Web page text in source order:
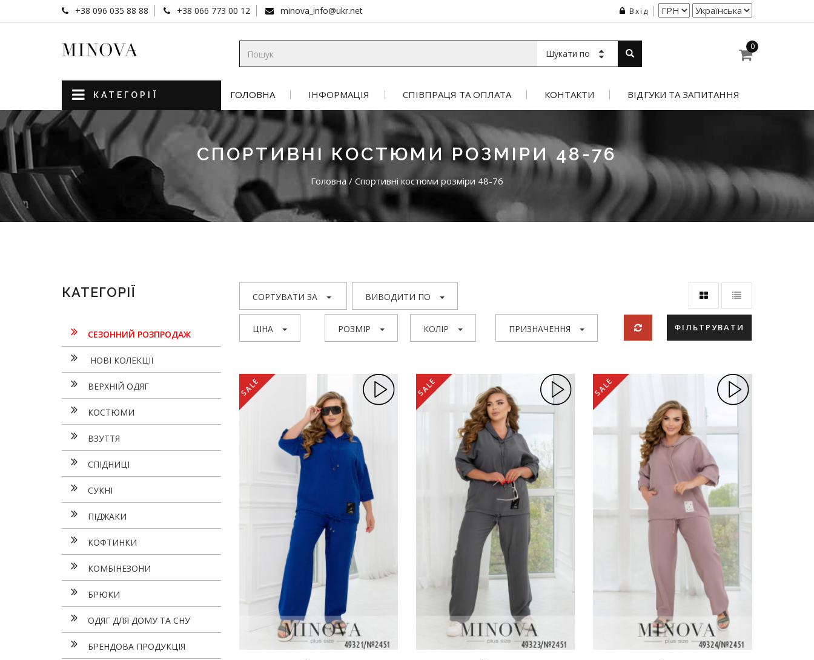
+38 096 035 88 88 +38 066 773 00 12 minova_info@ukr.net Вхід
Шукати по
0
КАТЕГОРІЇ ГОЛОВНА ІНФОРМАЦІЯ СПІВПРАЦЯ ТА ОПЛАТА КОНТАКТИ ВІДГУКИ ТА ЗАПИТАННЯ
СПОРТИВНІ КОСТЮМИ РОЗМІРИ 48-76
Головна / Спортивні костюми розміри 48-76
КАТЕГОРІЇ
СЕЗОННИЙ РОЗПРОДАЖ
НОВІ КОЛЕКЦІЇ
ВЕРХНІЙ ОДЯГ
КОСТЮМИ
ВЗУТТЯ
СПІДНИЦІ
СУКНI
ПІДЖАКИ
КОФТИНКИ
КОМБІНЕЗОНИ
БРЮКИ
ОДЯГ ДЛЯ ДОМУ ТА СНУ
БРЕНДОВА ПРОДУКЦІЯ
СОРТУВАТИ ЗА ВИВОДИТИ ПО
ЦІНА РОЗМІР КОЛІР ПРИЗНАЧЕННЯ ФІЛЬТРУВАТИ
SALE SALE SALE